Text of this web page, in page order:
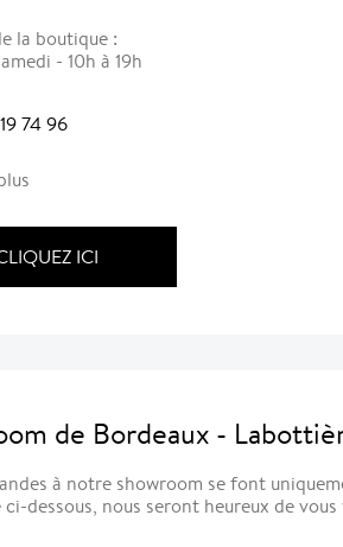
la boutique :
- 10h à 19h
74 96
ICI
de Bordeaux -
à notre showroom se font
dessous, nous seront heureux de vous